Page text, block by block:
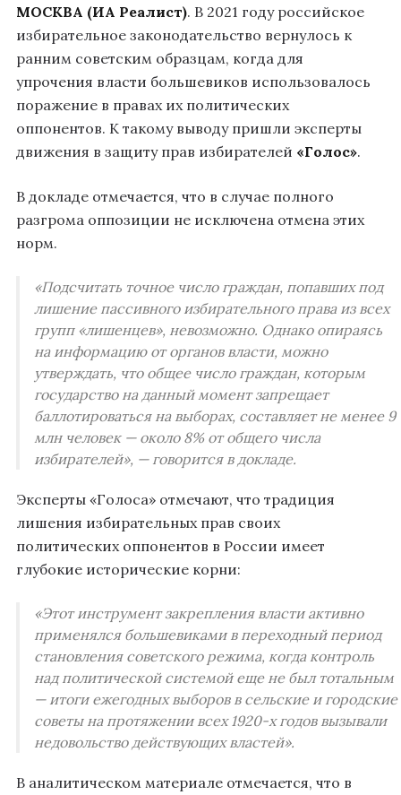
МОСКВА (ИА Реалист). В 2021 году российское
избирательное законодательство вернулось к
ранним советским образцам, когда для
упрочения власти большевиков использовалось
поражение в правах их политических
оппонентов. К такому выводу пришли эксперты
движения в защиту прав избирателей «Голос».
В докладе отмечается, что в случае полного
разгрома оппозиции не исключена отмена этих
норм.
«Подсчитать точное число граждан, попавших под
лишение пассивного избирательного права из всех
групп «лишенцев», невозможно. Однако опираясь
на информацию от органов власти, можно
утверждать, что общее число граждан, которым
государство на данный момент запрещает
баллотироваться на выборах, составляет не менее 9
млн человек — около 8% от общего числа
избирателей», — говорится в докладе.
Эксперты «Голоса» отмечают, что традиция
лишения избирательных прав своих
политических оппонентов в России имеет
глубокие исторические корни:
«Этот инструмент закрепления власти активно
применялся большевиками в переходный период
становления советского режима, когда контроль
над политической системой еще не был тотальным
— итоги ежегодных выборов в сельские и городские
советы на протяжении всех 1920-х годов вызывали
недовольство действующих властей».
В аналитическом материале отмечается, что в